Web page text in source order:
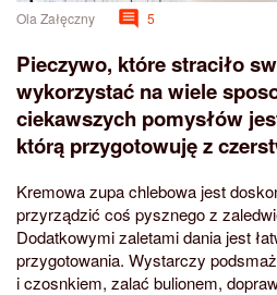
Ola Załęczny 5
Pieczywo, które straciło
wykorzystać na wiele
ciekawszych pomysłów
którą przygotowuję z
Kremowa zupa chlebowa jest
przyrządzić coś pysznego z
Dodatkowymi zaletami dania jest
przygotowania. Wystarczy
i czosnkiem, zalać bulionem,